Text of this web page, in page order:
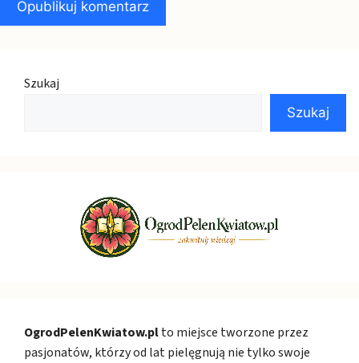
Szukaj
Szukaj
OgrodPelenKwiatow.plto miejsce tworzone przez
pasjonatów, którzy od lat pielęgnują nie tylko swoje